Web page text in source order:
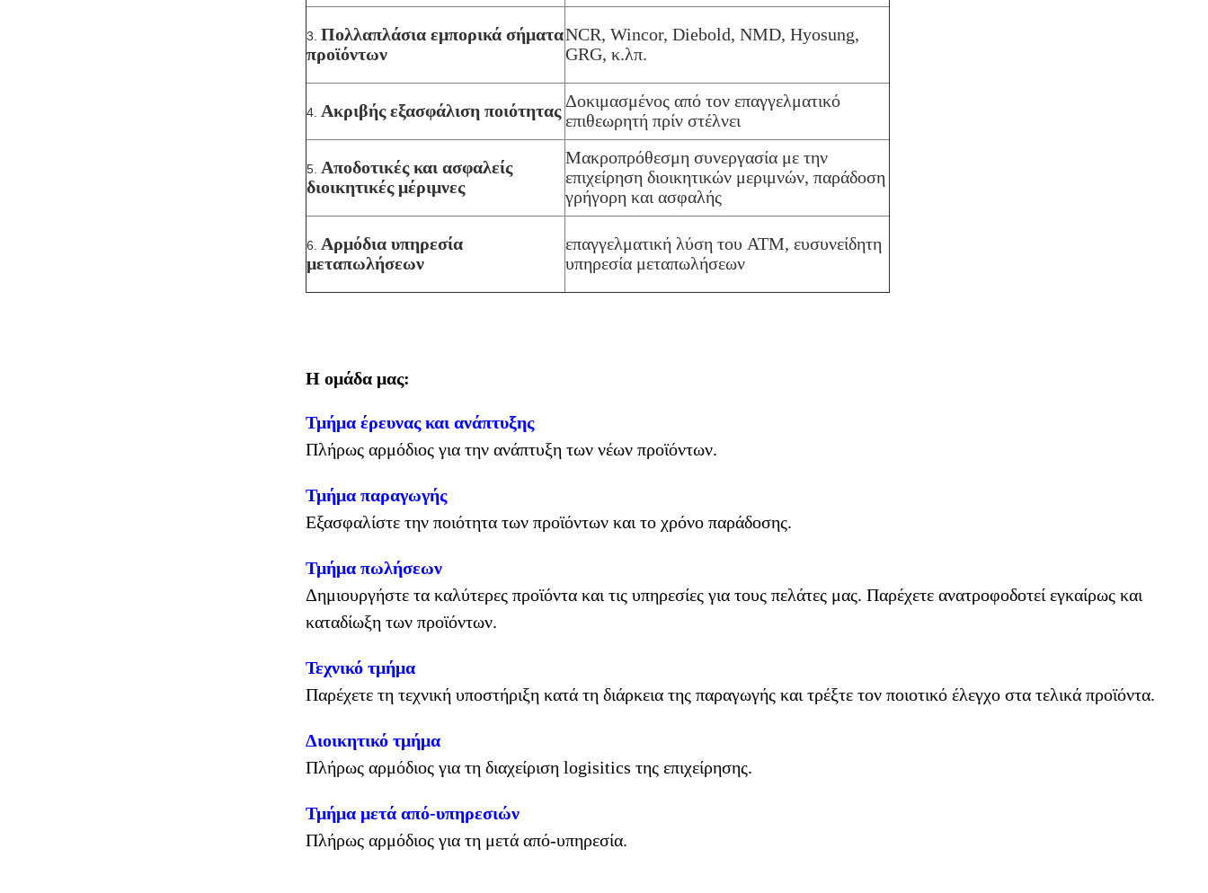
3. Πολλαπλάσια εμπορικά σήματα
προϊόντων
NCR, Wincor, Diebold, NMD, Hyosung,
GRG, κ.λπ.
4. Ακριβής εξασφάλιση ποιότητας Δοκιμασμένος από τον επαγγελματικό
επιθεωρητή πρίν στέλνει
5. Αποδοτικές και ασφαλείς
διοικητικές μέριμνες
Μακροπρόθεσμη συνεργασία με την
επιχείρηση διοικητικών μεριμνών, παράδοση
γρήγορη και ασφαλής
6. Αρμόδια υπηρεσία
μεταπωλήσεων
επαγγελματική λύση του ATM, ευσυνείδητη
υπηρεσία μεταπωλήσεων
Η ομάδα μας:
Τμήμα έρευνας και ανάπτυξης
Πλήρως αρμόδιος για την ανάπτυξη των νέων προϊόντων.
Τμήμα παραγωγής
Εξασφαλίστε την ποιότητα των προϊόντων και το χρόνο παράδοσης.
Τμήμα πωλήσεων
Δημιουργήστε τα καλύτερες προϊόντα και τις υπηρεσίες για τους πελάτες μας. Παρέχετε ανατροφοδοτεί εγκαίρως και
καταδίωξη των προϊόντων.
Τεχνικό τμήμα
Παρέχετε τη τεχνική υποστήριξη κατά τη διάρκεια της παραγωγής και τρέξτε τον ποιοτικό έλεγχο στα τελικά προϊόντα.
Διοικητικό τμήμα
Πλήρως αρμόδιος για τη διαχείριση logisitics της επιχείρησης.
Τμήμα μετά από-υπηρεσιών
Πλήρως αρμόδιος για τη μετά από-υπηρεσία.